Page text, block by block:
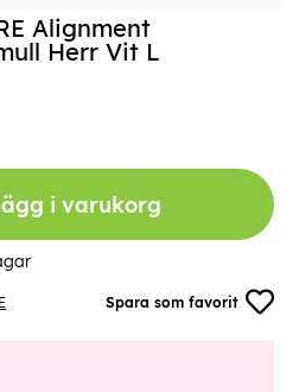
Spara som favorit
Alignment
Herr Vit L
i varukorg